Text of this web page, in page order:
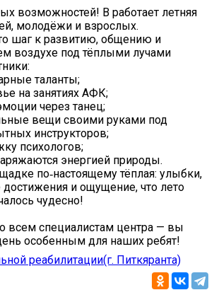
возможностей! В работает летняя
молодёжи и взрослых.
шаг к развитию, общению и
воздухе под тёплыми лучами
таланты;
на занятиях АФК;
через танец;
вещи своими руками под
инструкторов;
психологов;
энергией природы.
по‑настоящему тёплая: улыбки,
и ощущение, что лето
чудесно!
всем специалистам центра — вы
особенным для наших ребят!
реабилитации(г. Питкяранта)